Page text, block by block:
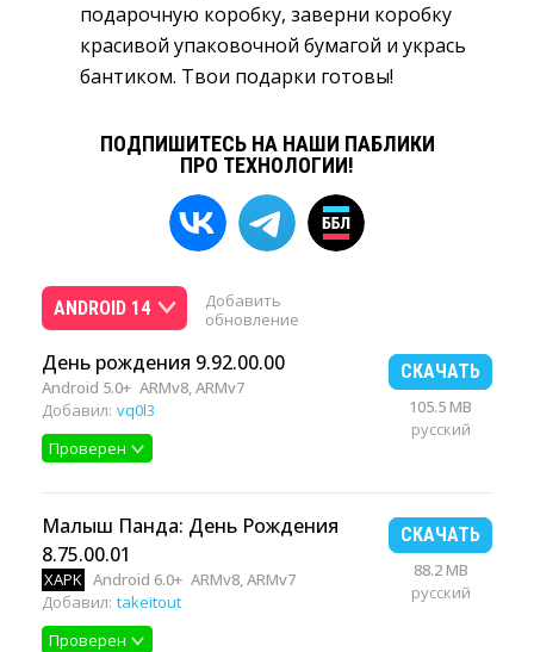
подарочную коробку, заверни коробку
красивой упаковочной бумагой и укрась
бантиком. Твои подарки готовы!
ПОДПИШИТЕСЬ НА НАШИ ПАБЛИКИ
ПРО ТЕХНОЛОГИИ!
ANDROID 14
Добавить
обновление
День рождения 9.92.00.00
Android 5.0+ ARMv8, ARMv7
Добавил: vq0l3
Проверен
СКАЧАТЬ
105.5 MB
русский
Малыш Панда: День Рождения
8.75.00.01
XAPK Android 6.0+ ARMv8, ARMv7
Добавил: takeitout
Проверен
СКАЧАТЬ
88.2 MB
русский